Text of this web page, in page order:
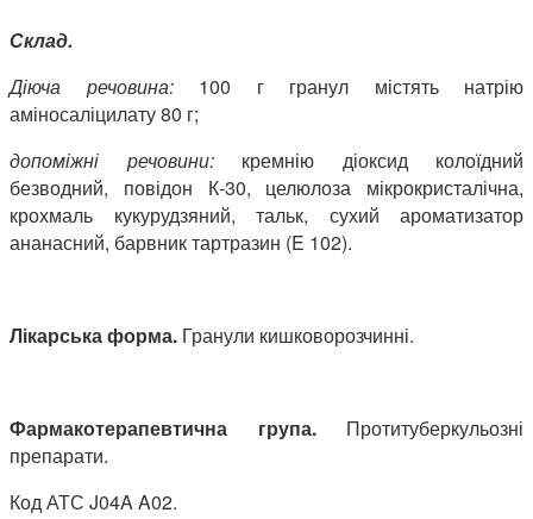
Склад.
Діюча речовина:100 г гранул містять натрію
аміносаліцилату 80 г;
допоміжні речовини:кремнію діоксид колоїдний
безводний, повідон К-30, целюлоза мікрокристалічна,
крохмаль кукурудзяний, тальк, сухий ароматизатор
ананасний, барвник тартразин (E 102).
Лікарська форма. Гранули кишковорозчинні.
Фармакотерапевтична група. Протитуберкульозні
препарати.
Код АТС J04A A02.